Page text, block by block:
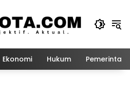
Ekonomi Hukum